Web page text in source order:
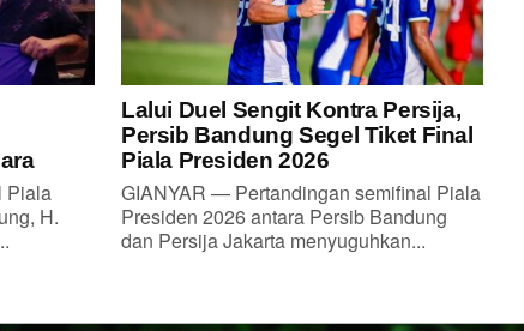
Piala
H.
Lalui Duel Sengit Kontra Persija,
Persib Bandung Segel Tiket Final
Piala Presiden 2026
GIANYAR — Pertandingan semifinal Piala
Presiden 2026 antara Persib Bandung
dan Persija Jakarta menyuguhkan...